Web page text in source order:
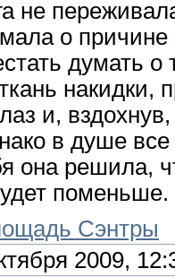
не
о причине
думать
накидки,
и,
в душе все
она решила,
поменьше.
Сэнтры
2009,